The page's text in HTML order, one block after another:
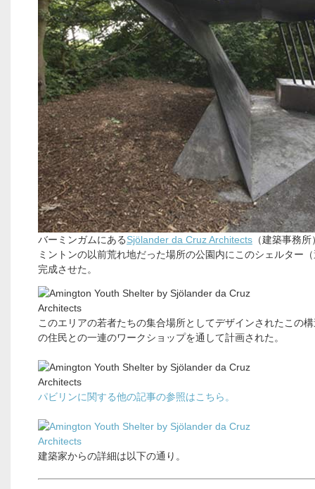
バーミンガムにあるSjölander da Cruz Architects （建築事務
ミントンの以前荒れ地だった場所の公園内にこのシェルター
完成させた。
このエリアの若者たちの集合場所としてデザインされたこの
の住民との一連のワークショップを通して計画された。
パビリンに関する他の記事の参照はこちら。
建築家からの詳細は以下の通り。